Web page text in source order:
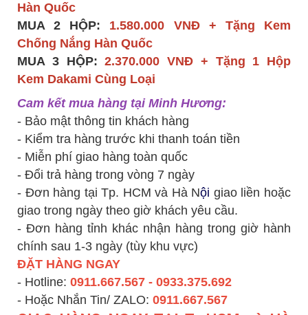
Hàn Quốc
MUA 2 HỘP:
1.580.000 VNĐ + Tặng Kem
Chống Nắng Hàn Quốc
MUA 3 HỘP: 2.370.000 VNĐ + Tặng 1 Hộp
Kem Dakami Cùng Loại
Cam kết mua hàng tại Minh Hương:
- Bảo mật thông tin khách hàng
- Kiểm tra hàng trước khi thanh toán tiền
- Miễn phí giao hàng toàn quốc
- Đổi trả hàng trong vòng 7 ngày
- Đơn hàng tại Tp. HCM và Hà Nội giao liền hoặc
giao trong ngày theo giờ khách yêu cầu.
- Đơn hàng tỉnh khác nhận hàng trong giờ hành
chính sau 1-3 ngày (tùy khu vực)
ĐẶT HÀNG NGAY
- Hotline: 0911.667.567 - 0933.375.692
- Hoặc Nhắn Tin/ ZALO: 0911.667.567